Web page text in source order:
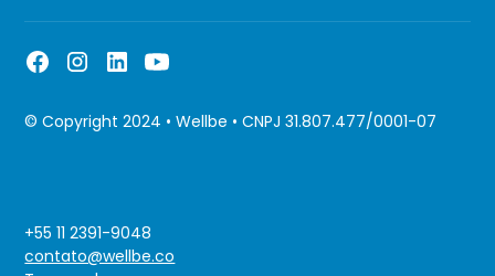
© Copyright 2024 • Wellbe • CNPJ 31.807.477/0001-07
+55 11 2391-9048
contato@wellbe.co